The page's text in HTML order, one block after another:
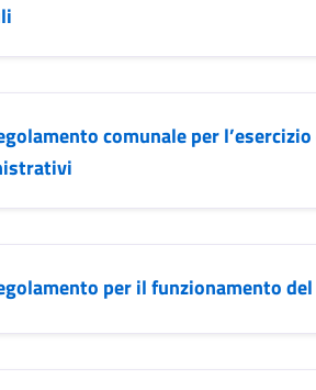
comunale per
per il funzionamento